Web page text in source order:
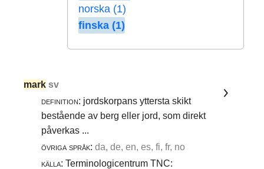
norska (1)
finska (1)
mark sv
definition: jordskorpans yttersta skikt
bestående av berg eller jord, som direkt
påverkas ...
övriga språk: da, de, en, es, fi, fr, no
källa: Terminologicentrum TNC: